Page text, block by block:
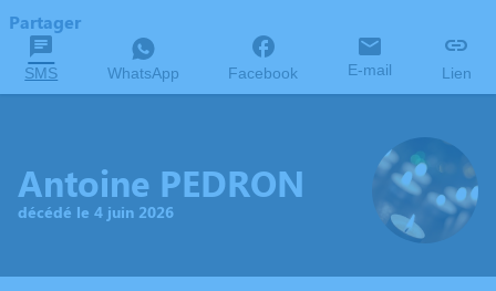
Partager
SMS WhatsApp Facebook E-mail Lien
Antoine PEDRON
décédé le 4 juin 2026